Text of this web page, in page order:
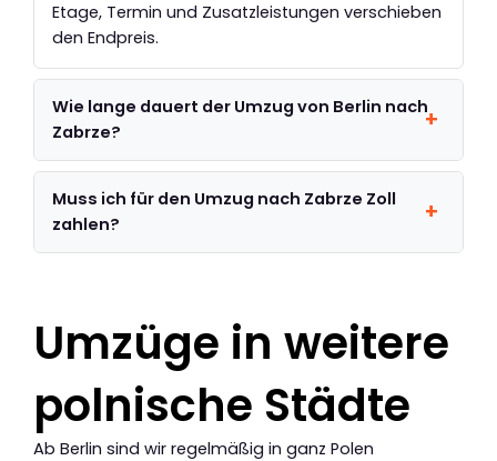
Etage, Termin und Zusatzleistungen verschieben
den Endpreis.
Wie lange dauert der Umzug von Berlin nach
Zabrze?
Muss ich für den Umzug nach Zabrze Zoll
zahlen?
Umzüge in weitere
polnische Städte
Ab Berlin sind wir regelmäßig in ganz Polen